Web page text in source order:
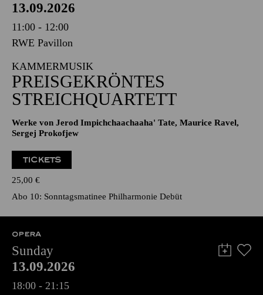
13.09.2026
11:00 - 12:00
RWE Pavillon
KAMMERMUSIK
PREISGEKRÖNTES
STREICHQUARTETT
Werke von Jerod Impichchaachaaha' Tate, Maurice Ravel,
Sergej Prokofjew
TICKETS
25,00 €
Abo 10: Sonntagsmatinee Philharmonie Debüt
OPERA
Sunday
13.09.2026
18:00 - 21:15